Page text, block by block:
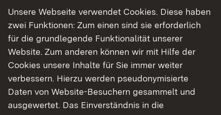
Verkehrs stadtauswärts Richtung Stuttgart kann
somit voraussichtlich amMittwoch, 8. September
2021, im Laufe des Nachmittagsaufgehoben und
der Verkehr wieder freigegeben werden.
Die Vorabmaßnahme zur Hauptmaßnahme
Weilertunnel diente der Umverlegung der B 19
(Stuttgarter Straße) auf etwa 120 Metern Länge
Unsere Webseite verwendet Cookies. Diese haben
zwei Funktionen: Zum einen sind sie erforderlich
für die grundlegende Funktionalität unserer
Website. Zum anderen können wir mit Hilfe der
Cookies unsere Inhalte für Sie immer weiter
verbessern. Hierzu werden pseudonymisierte
Daten von Website-Besuchern gesammelt und
ausgewertet. Das Einverständnis in die